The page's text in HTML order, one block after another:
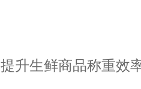
提升生鲜商品称重效